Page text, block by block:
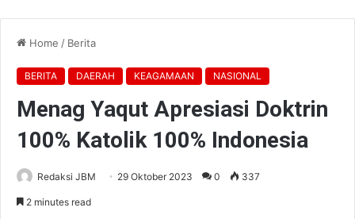
Home / Berita
BERITA DAERAH KEAGAMAAN NASIONAL
Menag Yaqut Apresiasi Doktrin
100% Katolik 100% Indonesia
Redaksi JBM 29 Oktober 2023 0 337
2 minutes read